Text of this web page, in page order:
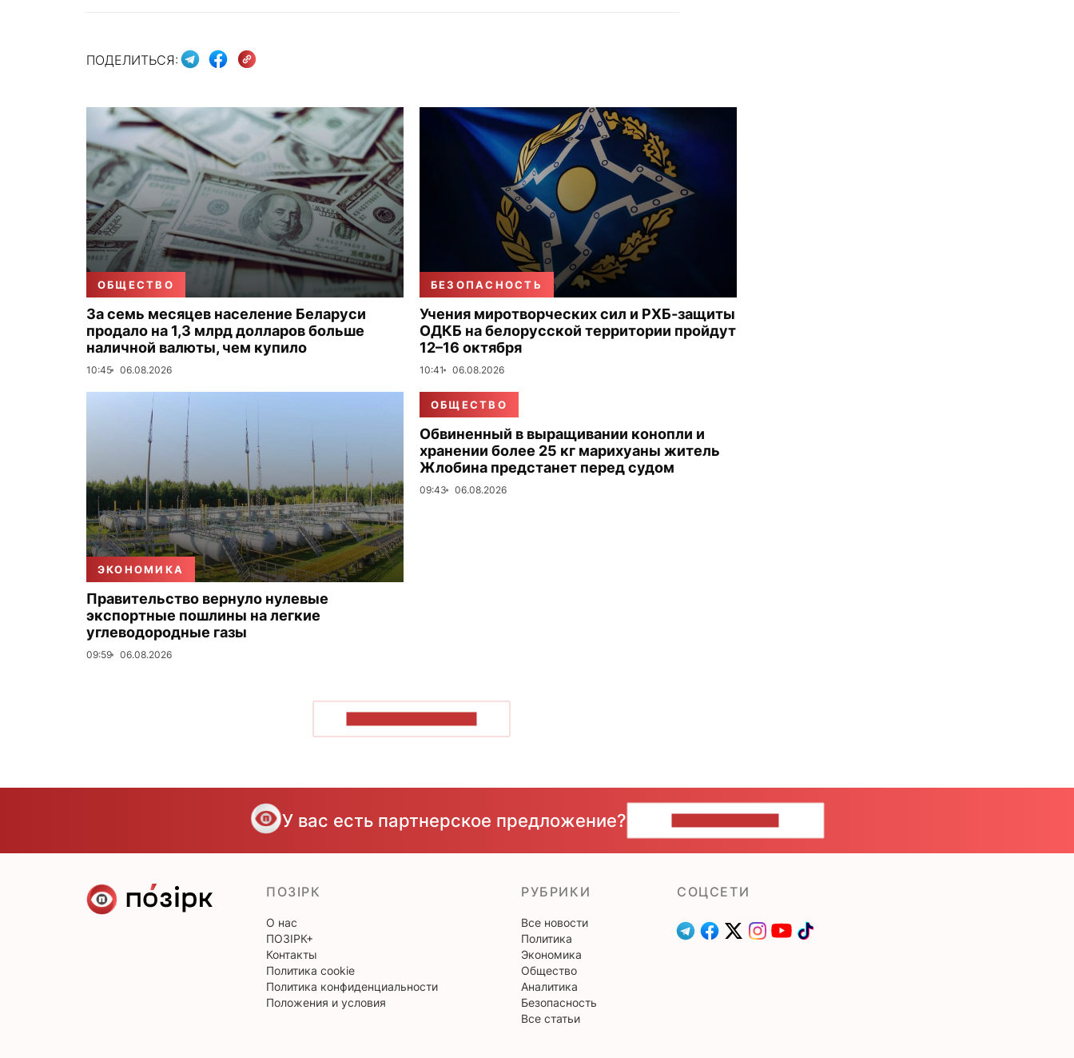
ПОДЕЛИТЬСЯ:
ОБЩЕСТВО
За семь месяцев население Беларуси
продало на 1,3 млрд долларов больше
наличной валюты, чем купило
10:45 06.08.2026
БЕЗОПАСНОСТЬ
Учения миротворческих сил и РХБ-защиты
ОДКБ на белорусской территории пройдут
12–16 октября
10:41 06.08.2026
ЭКОНОМИКА
Правительство вернуло нулевые
экспортные пошлины на легкие
углеводородные газы
09:59 06.08.2026
ОБЩЕСТВО
Обвиненный в выращивании конопли и
хранении более 25 кг марихуаны житель
Жлобина предстанет перед судом
09:43 06.08.2026
У вас есть партнерское предложение?
ПОЗІРК
О нас
ПОЗІРК+
Контакты
Политика cookie
Политика конфиденциальности
Положения и условия
РУБРИКИ
Все новости
Политика
Экономика
Общество
Аналитика
Безопасность
Все статьи
CОЦСЕТИ